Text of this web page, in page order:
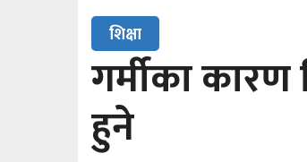
शिक्षा
गर्मीका कारण
हुने